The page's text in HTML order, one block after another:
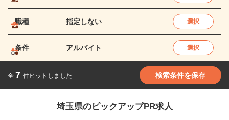
職種 指定しない 選択
条件 アルバイト 選択
全 7 件ヒットしました 検索条件を保存
埼玉県のピックアップPR求人